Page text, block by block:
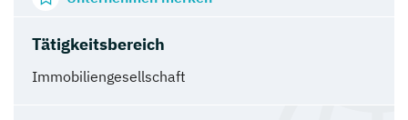
Tätigkeitsbereich
Immobiliengesellschaft